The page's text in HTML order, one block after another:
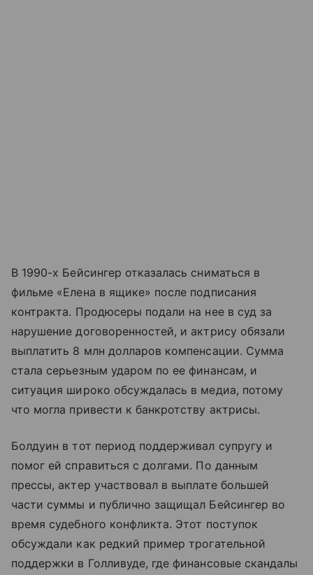
В 1990-х Бейсингер отказалась сниматься в
фильме «Елена в ящике» после подписания
контракта. Продюсеры подали на нее в суд за
нарушение договоренностей, и актрису обязали
выплатить 8 млн долларов компенсации. Сумма
стала серьезным ударом по ее финансам, и
ситуация широко обсуждалась в медиа, потому
что могла привести к банкротству актрисы.
Болдуин в тот период поддерживал супругу и
помог ей справиться с долгами. По данным
прессы, актер участвовал в выплате большей
части суммы и публично защищал Бейсингер во
время судебного конфликта. Этот поступок
обсуждали как редкий пример трогательной
поддержки в Голливуде, где финансовые скандалы